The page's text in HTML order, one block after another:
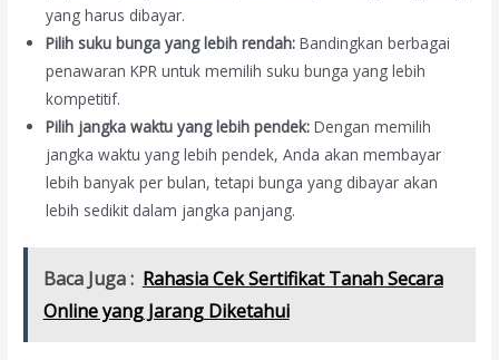
yang harus dibayar.
Pilih suku bunga yang lebih rendah: Bandingkan berbagai
penawaran KPR untuk memilih suku bunga yang lebih
kompetitif.
Pilih jangka waktu yang lebih pendek: Dengan memilih
jangka waktu yang lebih pendek, Anda akan membayar
lebih banyak per bulan, tetapi bunga yang dibayar akan
lebih sedikit dalam jangka panjang.
Baca Juga : Rahasia Cek Sertifikat Tanah Secara
Online yang Jarang Diketahui